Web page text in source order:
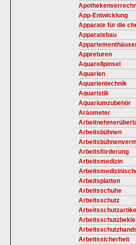
App-Entwicklung
Apparate für die
Apparatebau
Appreturen
Aquarellpinsel
Aquarien
Aquarientechnik
Aquaristik
Aquariumzubehör
Aräometer
Arbeitsbühnen
Arbeitsförderung
Arbeitsmedizin
Arbeitsplatten
Arbeitsschuhe
Arbeitsschutz
Arbeitsschutzartikel
Arbeitssicherheit